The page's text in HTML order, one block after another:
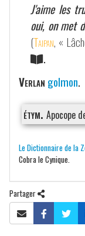
J'aime les
oui, on met
(Taipan, «
.
Verlan golmon.
étym. Apocope
Le Dictionnaire de la
Cobra le Cynique.
Partager